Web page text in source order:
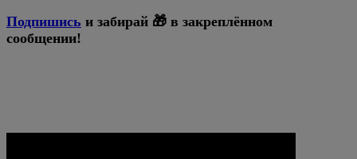
Подпишись и забирай 🎁 в закреплённом
сообщении!